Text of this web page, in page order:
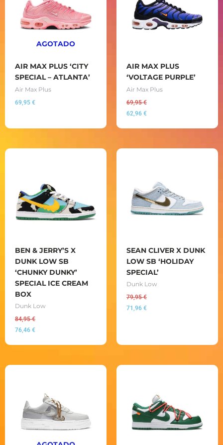
AGOTADO
AIR MAX PLUS ‘CITY
SPECIAL – ATLANTA’
Air Max Plus
69,95 €
AIR MAX PLUS
‘VOLTAGE PURPLE’
Air Max Plus
69,95€
62,96 €
BEN & JERRY’S X
DUNK LOW SB
‘CHUNKY DUNKY’
SPECIAL ICE CREAM
BOX
Dunk Low
84,95€
76,46 €
SEAN CLIVER X DUNK
LOW SB ‘HOLIDAY
SPECIAL’
Dunk Low
79,95€
71,96 €